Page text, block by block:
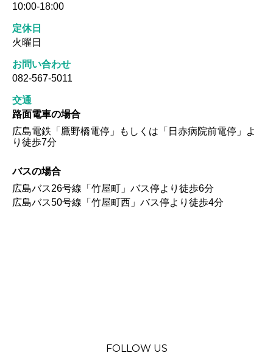
10:00-18:00
定休日
火曜日
お問い合わせ
082-567-5011
交通
路面電車の場合
広島電鉄「鷹野橋電停」もしくは「日赤病院前電停」よ
り徒歩7分
バスの場合
広島バス26号線「竹屋町」バス停より徒歩6分
広島バス50号線「竹屋町西」バス停より徒歩4分
FOLLOW US